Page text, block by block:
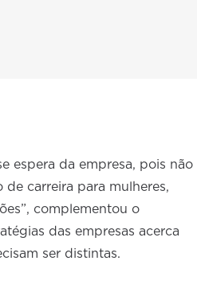
espera da empresa, pois não
carreira para mulheres,
complementou o
das empresas acerca
ser distintas.